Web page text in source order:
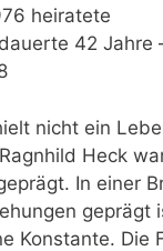
heiratete
42 Jahre
nicht ein
Heck
In einer
geprägt
Konstante. Die